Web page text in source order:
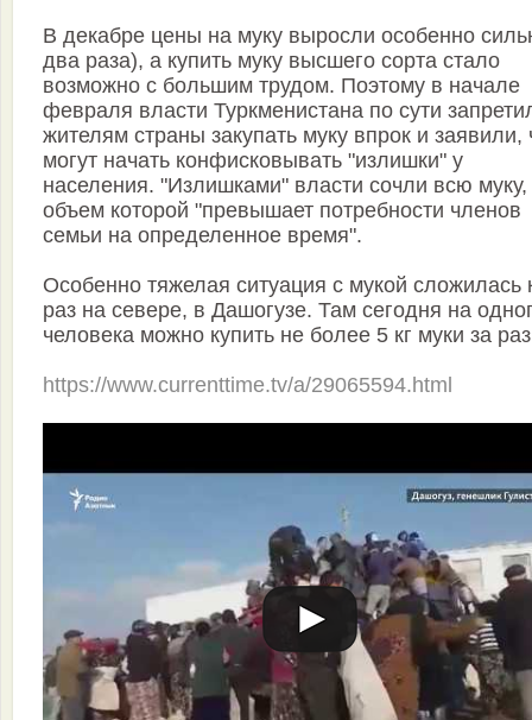
В декабре цены на муку выросли особенно
два раза), а купить муку высшего сорта стало
возможно с большим трудом. Поэтому в начале
февраля власти Туркменистана по сути
жителям страны закупать муку впрок и заявили,
могут начать конфисковывать "излишки" у
населения. "Излишками" власти сочли всю муку,
объем которой "превышает потребности членов
семьи на определенное время".
Особенно тяжелая ситуация с мукой сложилась
раз на севере, в Дашогузе. Там сегодня на
человека можно купить не более 5 кг муки за
https://www.currenttime.tv/a/29065594.html